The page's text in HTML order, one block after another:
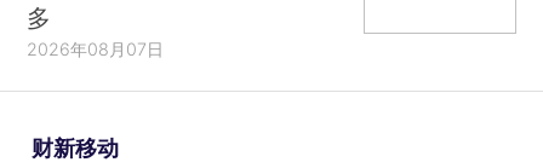
多
2026年08月07日
财新移动